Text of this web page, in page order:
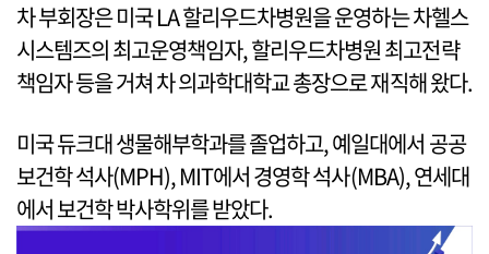
차 부회장은 미국 LA 할리우드차병원을 운영하는 차헬스
시스템즈의 최고운영책임자, 할리우드차병원 최고전략
책임자 등을 거쳐 차 의과학대학교 총장으로 재직해 왔다.
미국 듀크대 생물해부학과를 졸업하고, 예일대에서 공공
보건학 석사(MPH), MIT에서 경영학 석사(MBA), 연세대
에서 보건학 박사학위를 받았다.